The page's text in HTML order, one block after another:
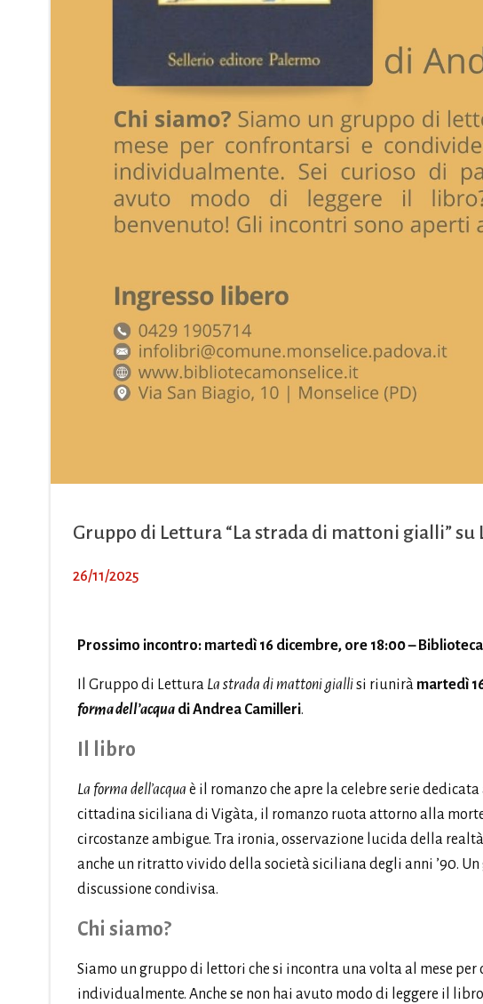
Gruppo di Lettura “La strada di mattoni gialli” su
26/11/2025
Prossimo incontro: martedì 16 dicembre, ore 18:00 –
Il Gruppo di Lettura La strada di mattoni giallisi riunirà martedì
forma dell’acqua di Andrea Camilleri.
Il libro
La forma dell’acqua è il romanzo che apre la celebre serie
cittadina siciliana di Vigàta, il romanzo ruota attorno alla
circostanze ambigue. Tra ironia, osservazione lucida della
anche un ritratto vivido della società siciliana degli anni ’90.
discussione condivisa.
Chi siamo?
Siamo un gruppo di lettori che si incontra una volta al mese
individualmente. Anche se non hai avuto modo di leggere il